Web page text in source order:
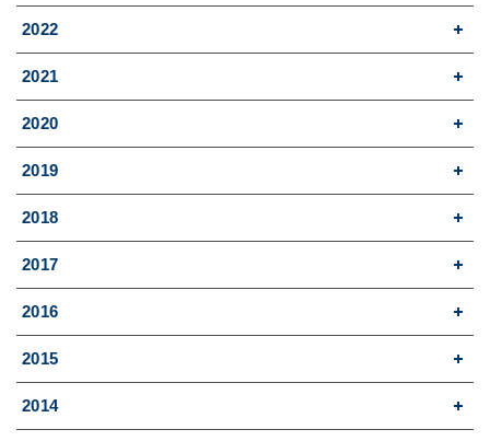
2022
2021
2020
2019
2018
2017
2016
2015
2014